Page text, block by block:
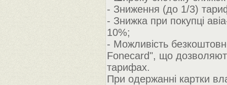
- Зниження (до 1/3)
- Знижка при покупці
10%;
- Можливість
Fonecard", що
тарифах.
При одержанні картки